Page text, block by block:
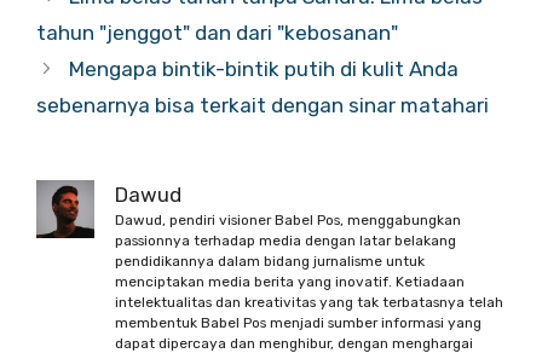
tahun "jenggot" dan dari "kebosanan"
Mengapa bintik-bintik putih di kulit Anda
sebenarnya bisa terkait dengan sinar matahari
Dawud
Dawud, pendiri visioner Babel Pos, menggabungkan
passionnya terhadap media dengan latar belakang
pendidikannya dalam bidang jurnalisme untuk
menciptakan media berita yang inovatif. Ketiadaan
intelektualitas dan kreativitas yang tak terbatasnya telah
membentuk Babel Pos menjadi sumber informasi yang
dapat dipercaya dan menghibur, dengan menghargai